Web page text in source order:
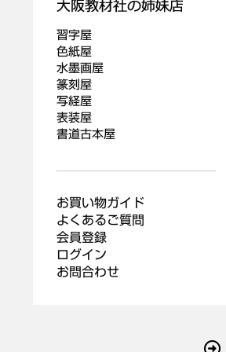
習字屋
色紙屋
水墨画屋
篆刻屋
写経屋
表装屋
書道古本屋
お買い物ガイド
よくあるご質問
会員登録
ログイン
お問合わせ